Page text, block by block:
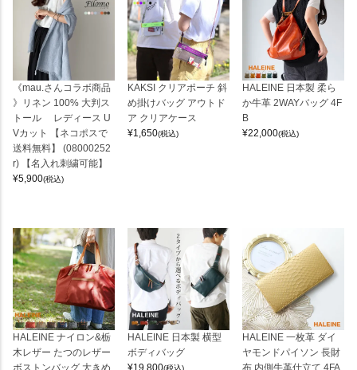
《mau.さんコラボ商品
》リネン 100% 大判ス
トール レディース U
Vカット 【ネコポスで
送料無料】 (08000252
r) 【名入れ刺繍可能】
¥5,900(税込)
KAKSI クリアポーチ 斜
め掛けバッグ アウトド
ア クリアケース
¥1,650(税込)
HALEINE 日本製 柔ら
か牛革 2WAYバッグ 4F
B
¥22,000(税込)
HALEINE ナイロン&栃
木レザー たつのレザー
ボストンバッグ 大きめ
HALEINE 日本製 横型
ボディバッグ
¥19,800(税込)
HALEINE 一枚革 ダイ
ヤモンドパイソン 長財
布 内側牛革仕立て 4FA